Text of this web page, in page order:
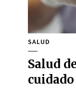
SALUD
Salud